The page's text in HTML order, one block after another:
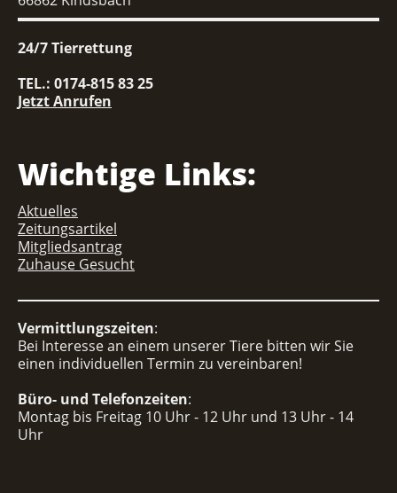
24/7 Tierrettung
TEL.: 0174-815 83 25
Jetzt Anrufen
Wichtige Links:
Aktuelles
Zeitungsartikel
Mitgliedsantrag
Zuhause Gesucht
Vermittlungszeiten:
Bei Interesse an einem unserer Tiere bitten wir Sie
einen individuellen Termin zu vereinbaren!
Büro- und Telefonzeiten:
Montag bis Freitag 10 Uhr - 12 Uhr und 13 Uhr - 14
Uhr